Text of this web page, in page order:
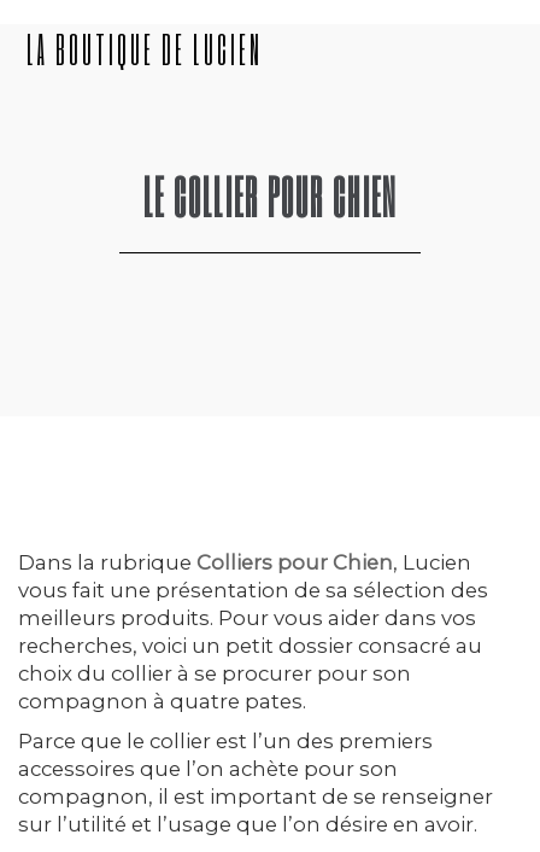
LA BOUTIQUE DE LUCIEN
LE COLLIER POUR CHIEN
Dans la rubrique Colliers pour Chien, Lucien
vous fait une présentation de sa sélection des
meilleurs produits. Pour vous aider dans vos
recherches, voici un petit dossier consacré au
choix du collier à se procurer pour son
compagnon à quatre pates.
Parce que le collier est l’un des premiers
accessoires que l’on achète pour son
compagnon, il est important de se renseigner
sur l’utilité et l’usage que l’on désire en avoir.